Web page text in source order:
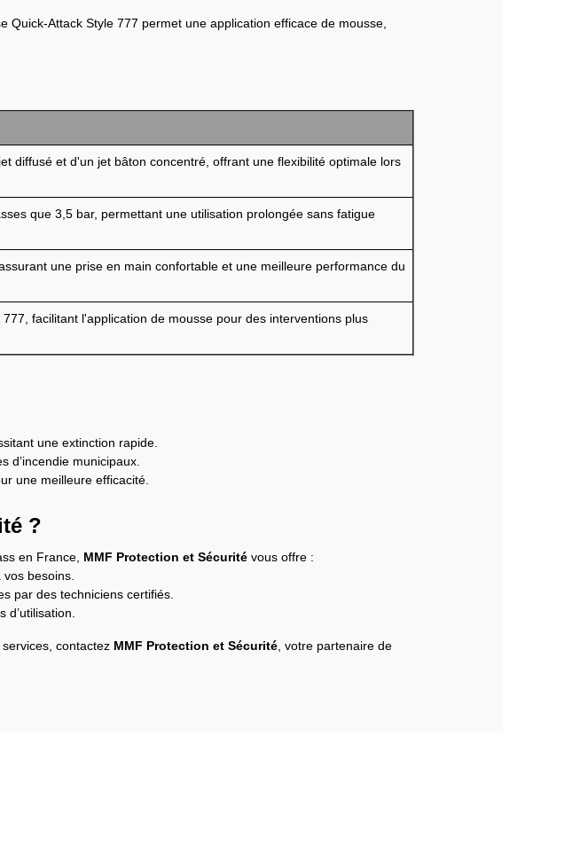
Quick-Attack Style 777 permet une application efficace de mousse,
diffusé et d'un jet bâton concentré, offrant une flexibilité optimale lors
que 3,5 bar, permettant une utilisation prolongée sans fatigue
une prise en main confortable et une meilleure performance du
facilitant l'application de mousse pour des interventions plus
une extinction rapide.
d’incendie municipaux.
une meilleure efficacité.
?
en France, MMF Protection et Sécurité vous offre :
besoins.
par des techniciens certifiés.
contactez MMF Protection et Sécurité , votre partenaire de